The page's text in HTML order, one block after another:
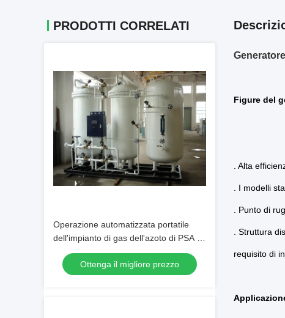
PRODOTTI CORRELATI
Operazione automatizzata portatile
dell'impianto di gas dell'azoto di PSA di
dimensione astuta
Ottenga il migliore prezzo
Figure del
. Alta
. I modelli
. Punto di
. Struttura
requisito di